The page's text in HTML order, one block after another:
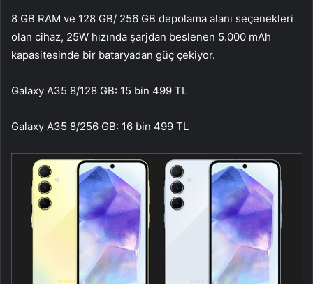
8 GB RAM ve 128 GB/ 256 GB depolama alanı seçenekleri
olan cihaz, 25W hızında şarjdan beslenen 5.000 mAh
kapasitesinde bir bataryadan güç çekiyor.
Galaxy A35 8/128 GB: 15 bin 499 TL
Galaxy A35 8/256 GB: 16 bin 499 TL